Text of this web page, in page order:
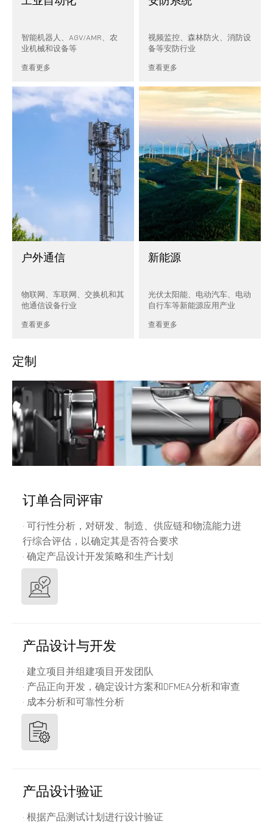
智能机器人、AGV/AMR、农
业机械和设备等
查看更多
视频监控、森林防火、消防设
备等安防行业
查看更多
户外通信
物联网、车联网、交换机和其
他通信设备行业
查看更多
新能源
光伏太阳能、电动汽车、电动
自行车等新能源应用产业
查看更多
定制
订单合同评审
· 可行性分析，对研发、制造、供应链和物流能力进
行综合评估，以确定其是否符合要求
· 确定产品设计开发策略和生产计划
产品设计与开发
· 建立项目并组建项目开发团队
· 产品正向开发，确定设计方案和DFMEA分析和审查
· 成本分析和可靠性分析
产品设计验证
· 根据产品测试计划进行设计验证